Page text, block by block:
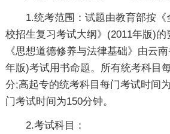
1.统考范围：试题由教育部按《
校招生复习考试大纲》(2011年版)的
《思想道德修养与法律基础》由云
年版)考试用书命题。所有统考科目
分;高起专的统考科目每门考试时间
门考试时间为150分钟。
2.考试科目：